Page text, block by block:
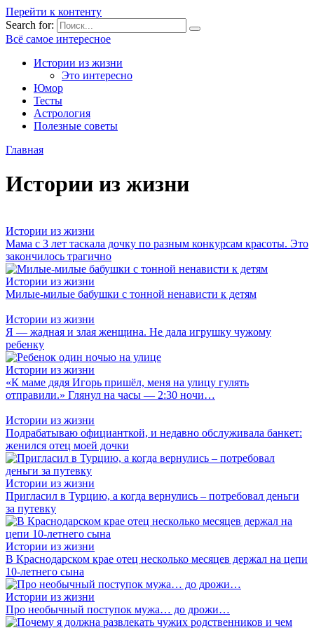
Перейти к контенту
Search for:
Всё самое интересное
Истории из жизни
Это интересно
Юмор
Тесты
Астрология
Полезные советы
Главная
Истории из жизни
Истории из жизни
Мама с 3 лет таскала дочку по разным конкурсам красоты. Это
закончилось трагично
Истории из жизни
Милые-милые бабушки с тонной ненависти к детям
Истории из жизни
Я — жадная и злая женщина. Не дала игрушку чужому
ребенку
Истории из жизни
«К маме дядя Игорь пришёл, меня на улицу гулять
отправили.» Глянул на часы — 2:30 ночи…
Истории из жизни
Подрабатываю официанткой, и недавно обслуживала банкет:
женился отец моей дочки
Истории из жизни
Пригласил в Турцию, а когда вернулись – потребовал деньги
за путевку
Истории из жизни
В Краснодарском крае отец несколько месяцев держал на цепи
10-летнего сына
Истории из жизни
Про необычный поступок мужа… до дрожи…